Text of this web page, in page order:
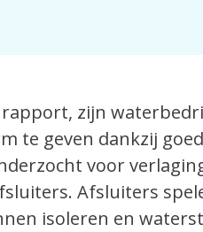
zijn
te geven dankzij
voor
Afsluiters
isoleren en